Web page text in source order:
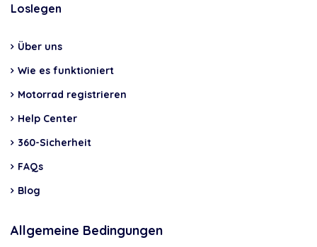
Loslegen
Über uns
Wie es funktioniert
Motorrad registrieren
Help Center
360-Sicherheit
FAQs
Blog
Allgemeine Bedingungen